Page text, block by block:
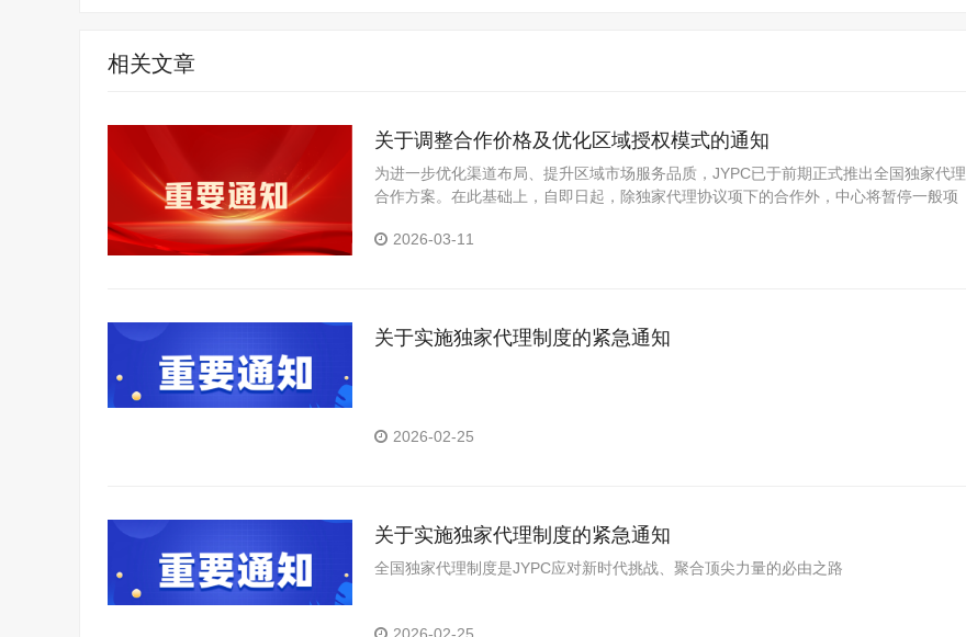
相关文章
关于调整合作价格及优化区域授权模式的通知
为进一步优化渠道布局、提升区域市场服务品质，JYPC已于前期正式推出全国独家代理
合作方案。在此基础上，自即日起，除独家代理协议项下的合作外，中心将暂停一般项
2026-03-11
关于实施独家代理制度的紧急通知
2026-02-25
关于实施独家代理制度的紧急通知
全国独家代理制度是JYPC应对新时代挑战、聚合顶尖力量的必由之路